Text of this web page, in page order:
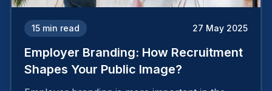
15 min read 27 May 2025
Employer Branding: How Recruitment
Shapes Your Public Image?